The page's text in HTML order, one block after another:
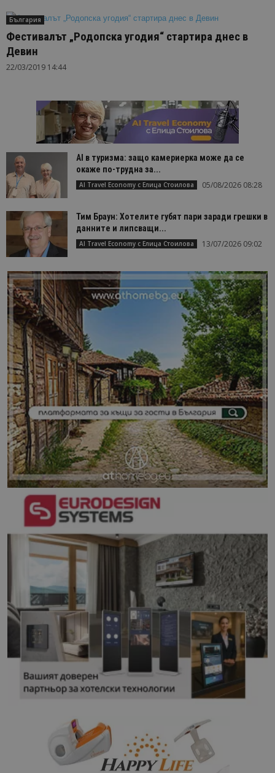
България
Фестивалът „Родопска угодия“ стартира днес в
Девин
22/03/2019 14:44
AI в туризма: защо камериерка може да се
окаже по-трудна за...
AI Travel Economy с Елица Стоилова 05/08/2026 08:28
Тим Браун: Хотелите губят пари заради грешки в
данните и липсващи...
AI Travel Economy с Елица Стоилова 13/07/2026 09:02